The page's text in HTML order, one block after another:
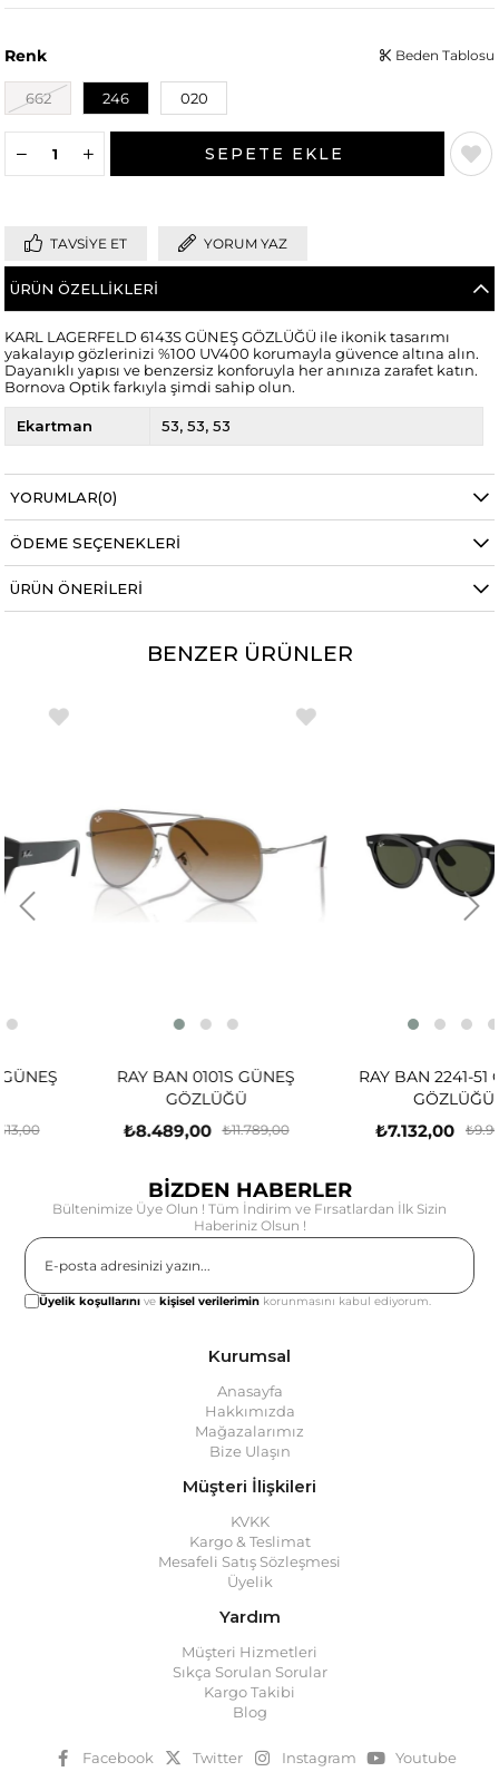
Renk
662 246 020
Beden Tablosu
TAVSIYE ET YORUM YAZ
ÜRÜN ÖZELLIKLERI
KARL LAGERFELD 6143S GÜNEŞ GÖZLÜĞÜ ile ikonik tasarımı
yakalayıp gözlerinizi %100 UV400 korumayla güvence altına alın.
Dayanıklı yapısı ve benzersiz konforuyla her anınıza zarafet katın.
Bornova Optik farkıyla şimdi sahip olun.
Ekartman 53 53 53
YORUMLAR(0)
ÖDEME SEÇENEKLERI
ÜRÜN ÖNERILERI
BENZER ÜRÜNLER
RAY BAN 0101S GÜNEŞ
GÖZLÜĞÜ
₺8.489,00 ₺11.789,00
RAY BAN 2241-51 GÜNEŞ
GÖZLÜĞÜ
₺7.132,00 ₺9.905,00
BİZDEN HABERLER
Bültenimize Üye Olun ! Tüm İndirim ve Fırsatlardan İlk Sizin
Haberiniz Olsun !
Üyelik koşullarını vekişisel verilerimin korunmasını kabul ediyorum.
Kurumsal
Anasayfa
Hakkımızda
Mağazalarımız
Bize Ulaşın
Müşteri İlişkileri
KVKK
Kargo & Teslimat
Mesafeli Satış Sözleşmesi
Üyelik
Yardım
Müşteri Hizmetleri
Sıkça Sorulan Sorular
Kargo Takibi
Blog
Facebook Twitter Instagram Youtube